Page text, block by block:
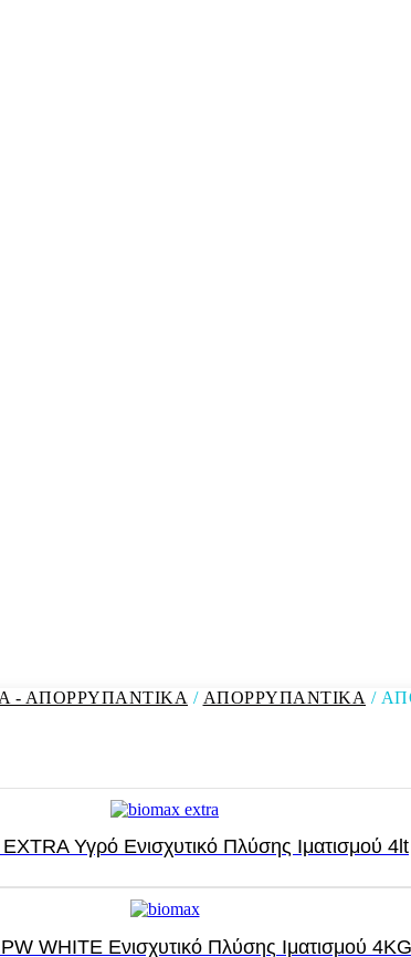
- ΑΠΟΡΡΥΠΑΝΤΙΚΑ / ΑΠΟΡΡΥΠΑΝΤΙΚΑ /
Υγρό Ενισχυτικό Πλύσης Ιματισμού 4lt
WHITE Ενισχυτικό Πλύσης Ιματισμού 4KG